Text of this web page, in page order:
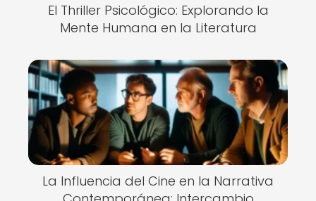
El Thriller Psicológico: Explorando la
Mente Humana en la Literatura
La Influencia del Cine en la Narrativa